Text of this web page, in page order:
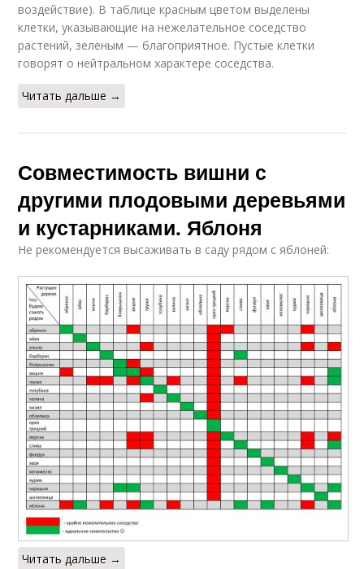
воздействие). В таблице красным цветом выделены
клетки, указывающие на нежелательное соседство
растений, зеленым — благоприятное. Пустые клетки
говорят о нейтральном характере соседства.
Читать дальше →
Совместимость вишни с
другими плодовыми деревьями
и кустарниками. Яблоня
Не рекомендуется высаживать в саду рядом с яблоней:
Читать дальше →